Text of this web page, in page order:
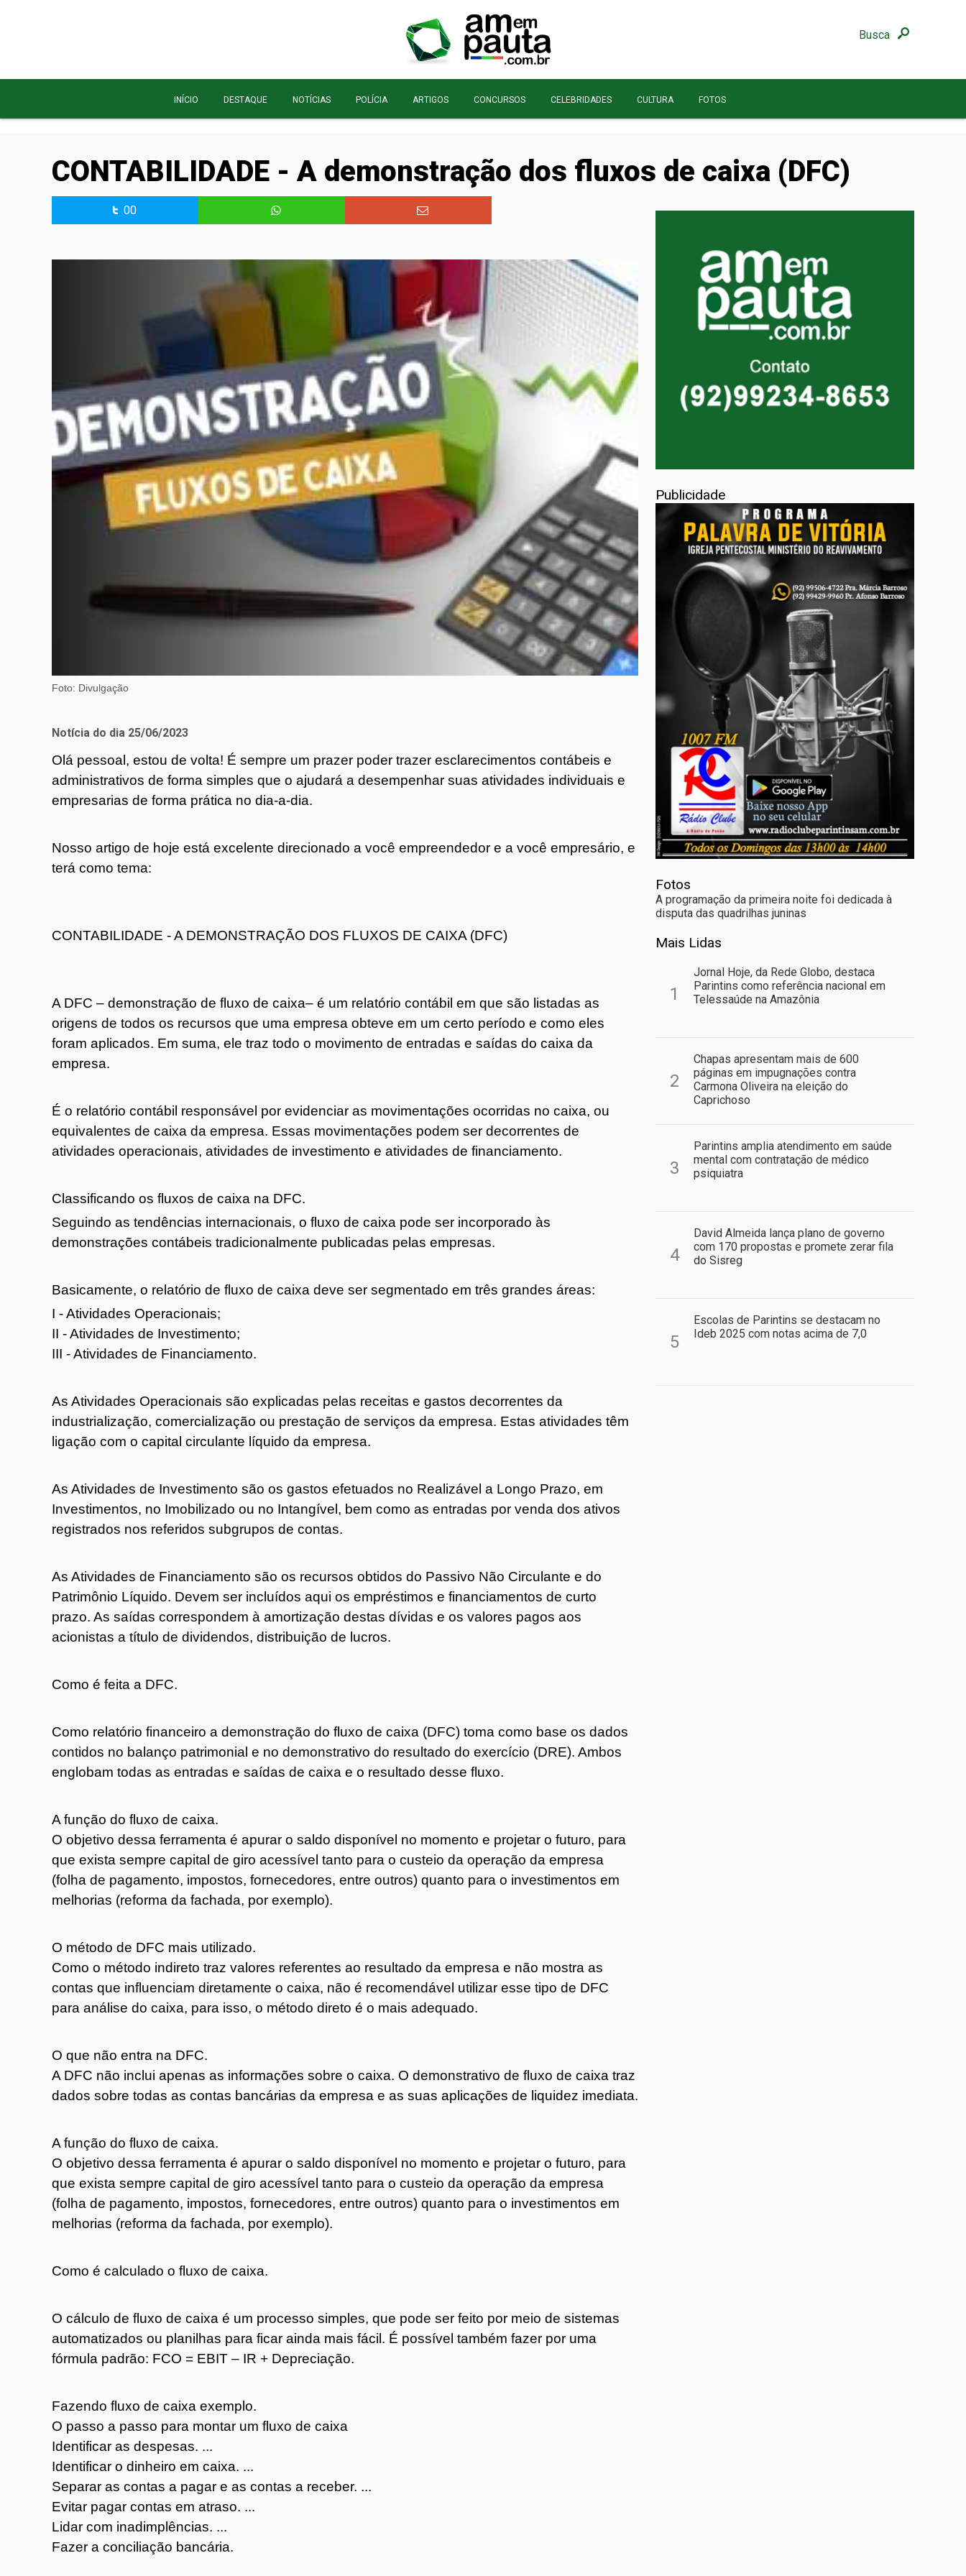
Busca
INÍCIO DESTAQUE NOTÍCIAS POLÍCIA ARTIGOS CONCURSOS CELEBRIDADES CULTURA FOTOS
CONTABILIDADE - A demonstração dos fluxos de caixa (DFC)
00
Foto: Divulgação
Notícia do dia 25/06/2023
Olá pessoal, estou de volta! É sempre um prazer poder trazer esclarecimentos contábeis e
administrativos de forma simples que o ajudará a desempenhar suas atividades individuais e
empresarias de forma prática no dia-a-dia.
Nosso artigo de hoje está excelente direcionado a você empreendedor e a você empresário, e
terá como tema:
CONTABILIDADE - A DEMONSTRAÇÃO DOS FLUXOS DE CAIXA (DFC)
A DFC – demonstração de fluxo de caixa– é um relatório contábil em que são listadas as
origens de todos os recursos que uma empresa obteve em um certo período e como eles
foram aplicados. Em suma, ele traz todo o movimento de entradas e saídas do caixa da
empresa.
É o relatório contábil responsável por evidenciar as movimentações ocorridas no caixa, ou
equivalentes de caixa da empresa. Essas movimentações podem ser decorrentes de
atividades operacionais, atividades de investimento e atividades de financiamento.
Classificando os fluxos de caixa na DFC.
Seguindo as tendências internacionais, o fluxo de caixa pode ser incorporado às
demonstrações contábeis tradicionalmente publicadas pelas empresas.
Basicamente, o relatório de fluxo de caixa deve ser segmentado em três grandes áreas:
I - Atividades Operacionais;
II - Atividades de Investimento;
III - Atividades de Financiamento.
As Atividades Operacionais são explicadas pelas receitas e gastos decorrentes da
industrialização, comercialização ou prestação de serviços da empresa. Estas atividades têm
ligação com o capital circulante líquido da empresa.
As Atividades de Investimento são os gastos efetuados no Realizável a Longo Prazo, em
Investimentos, no Imobilizado ou no Intangível, bem como as entradas por venda dos ativos
registrados nos referidos subgrupos de contas.
As Atividades de Financiamento são os recursos obtidos do Passivo Não Circulante e do
Patrimônio Líquido. Devem ser incluídos aqui os empréstimos e financiamentos de curto
prazo. As saídas correspondem à amortização destas dívidas e os valores pagos aos
acionistas a título de dividendos, distribuição de lucros.
Como é feita a DFC.
Como relatório financeiro a demonstração do fluxo de caixa (DFC) toma como base os dados
contidos no balanço patrimonial e no demonstrativo do resultado do exercício (DRE). Ambos
englobam todas as entradas e saídas de caixa e o resultado desse fluxo.
A função do fluxo de caixa.
O objetivo dessa ferramenta é apurar o saldo disponível no momento e projetar o futuro, para
que exista sempre capital de giro acessível tanto para o custeio da operação da empresa
(folha de pagamento, impostos, fornecedores, entre outros) quanto para o investimentos em
melhorias (reforma da fachada, por exemplo).
O método de DFC mais utilizado.
Como o método indireto traz valores referentes ao resultado da empresa e não mostra as
contas que influenciam diretamente o caixa, não é recomendável utilizar esse tipo de DFC
para análise do caixa, para isso, o método direto é o mais adequado.
O que não entra na DFC.
A DFC não inclui apenas as informações sobre o caixa. O demonstrativo de fluxo de caixa traz
dados sobre todas as contas bancárias da empresa e as suas aplicações de liquidez imediata.
A função do fluxo de caixa.
O objetivo dessa ferramenta é apurar o saldo disponível no momento e projetar o futuro, para
que exista sempre capital de giro acessível tanto para o custeio da operação da empresa
(folha de pagamento, impostos, fornecedores, entre outros) quanto para o investimentos em
melhorias (reforma da fachada, por exemplo).
Como é calculado o fluxo de caixa.
O cálculo de fluxo de caixa é um processo simples, que pode ser feito por meio de sistemas
automatizados ou planilhas para ficar ainda mais fácil. É possível também fazer por uma
fórmula padrão: FCO = EBIT – IR + Depreciação.
Fazendo fluxo de caixa exemplo.
O passo a passo para montar um fluxo de caixa
Identificar as despesas. ...
Identificar o dinheiro em caixa. ...
Separar as contas a pagar e as contas a receber. ...
Evitar pagar contas em atraso. ...
Lidar com inadimplências. ...
Fazer a conciliação bancária.
Publicidade
Fotos
A programação da primeira noite foi dedicada à
disputa das quadrilhas juninas
Mais Lidas
1
Jornal Hoje, da Rede Globo, destaca
Parintins como referência nacional em
Telessaúde na Amazônia
2
Chapas apresentam mais de 600
páginas em impugnações contra
Carmona Oliveira na eleição do
Caprichoso
3
Parintins amplia atendimento em saúde
mental com contratação de médico
psiquiatra
4
David Almeida lança plano de governo
com 170 propostas e promete zerar fila
do Sisreg
5
Escolas de Parintins se destacam no
Ideb 2025 com notas acima de 7,0